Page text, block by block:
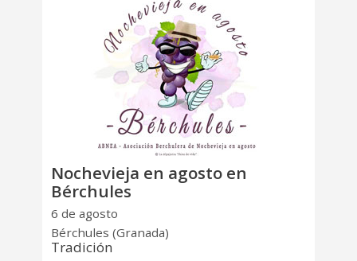
Nochevieja en agosto en
Bérchules
6 de agosto
Bérchules (Granada)
Tradición